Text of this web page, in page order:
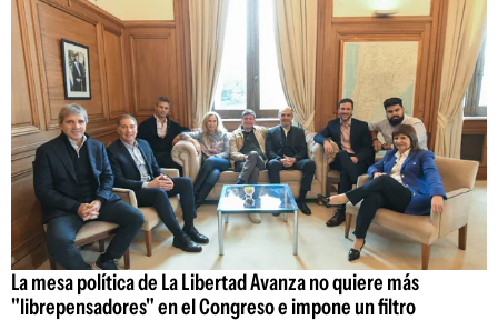
La mesa política de La Libertad Avanza no quiere más
"librepensadores" en el Congreso e impone un filtro